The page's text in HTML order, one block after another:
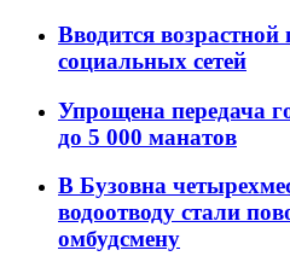
Вводится возрастной
социальных сетей
Упрощена передача
до 5 000 манатов
В Бузовна
водоотводу стали
омбудсмену